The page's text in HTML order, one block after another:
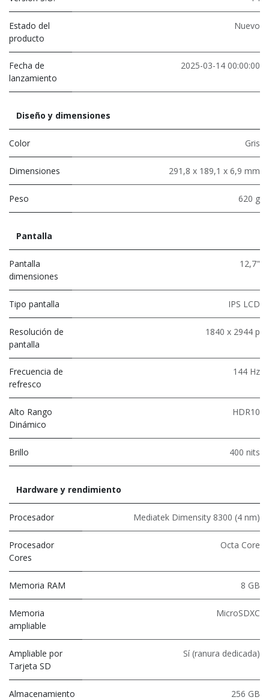
Estado del
producto
Nuevo
Fecha de
lanzamiento
2025-03-14 00:00:00
Diseño y dimensiones
Color Gris
Dimensiones 291,8 x 189,1 x 6,9 mm
Peso 620 g
Pantalla
Pantalla
dimensiones
12,7"
Tipo pantalla IPS LCD
Resolución de
pantalla
1840 x 2944 p
Frecuencia de
refresco
144 Hz
Alto Rango
Dinámico
HDR10
Brillo 400 nits
Hardware y rendimiento
Procesador Mediatek Dimensity 8300 (4 nm)
Procesador
Cores
Octa Core
Memoria RAM 8 GB
Memoria
ampliable
MicroSDXC
Ampliable por
Tarjeta SD
Sí (ranura dedicada)
Almacenamiento 256 GB